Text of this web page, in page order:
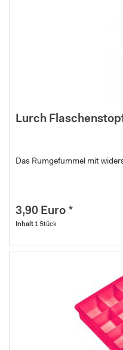
Lurch
Das Rumgefummel mit
3,90 Euro *
Inhalt 1 Stück